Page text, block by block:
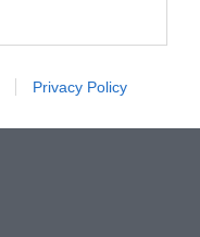
Privacy Policy